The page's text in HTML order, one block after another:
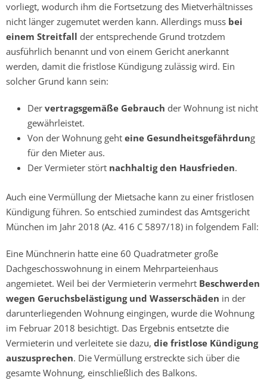
vorliegt, wodurch ihm die Fortsetzung des Mietverhältnisses
nicht länger zugemutet werden kann. Allerdings muss bei
einem Streitfall der entsprechende Grund trotzdem
ausführlich benannt und von einem Gericht anerkannt
werden, damit die fristlose Kündigung zulässig wird. Ein
solcher Grund kann sein:
Der vertragsgemäße Gebrauch der Wohnung ist nicht
gewährleistet.
Von der Wohnung geht eine Gesundheitsgefährdung
für den Mieter aus.
Der Vermieter stört nachhaltig den Hausfrieden.
Auch eine Vermüllung der Mietsache kann zu einer fristlosen
Kündigung führen. So entschied zumindest das Amtsgericht
München im Jahr 2018 (Az. 416 C 5897/18) in folgendem Fall:
Eine Münchnerin hatte eine 60 Quadratmeter große
Dachgeschosswohnung in einem Mehrparteienhaus
angemietet. Weil bei der Vermieterin vermehrt Beschwerden
wegen Geruchsbelästigung und Wasserschäden in der
darunterliegenden Wohnung eingingen, wurde die Wohnung
im Februar 2018 besichtigt. Das Ergebnis entsetzte die
Vermieterin und verleitete sie dazu, die fristlose Kündigung
auszusprechen. Die Vermüllung erstreckte sich über die
gesamte Wohnung, einschließlich des Balkons.